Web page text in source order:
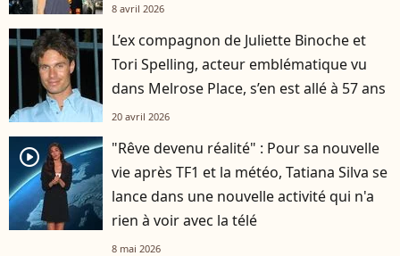
8 avril 2026
L’ex compagnon de Juliette Binoche et
Tori Spelling, acteur emblématique vu
dans Melrose Place, s’en est allé à 57 ans
20 avril 2026
player2
"Rêve devenu réalité" : Pour sa nouvelle
vie après TF1 et la météo, Tatiana Silva se
lance dans une nouvelle activité qui n'a
rien à voir avec la télé
8 mai 2026